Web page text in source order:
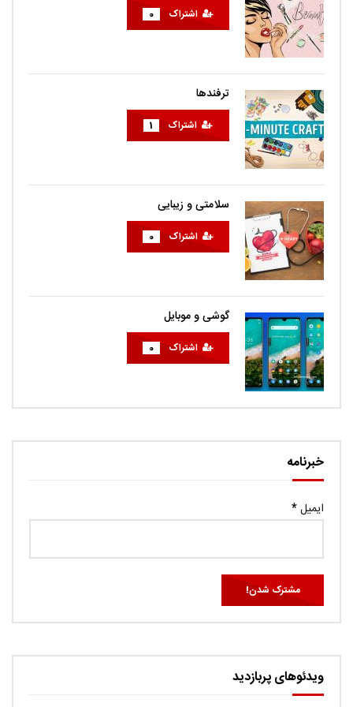
اشتراک 0
ترفندها
اشتراک 1
سلامتی و زیبایی
اشتراک 0
گوشی و موبایل
اشتراک 0
خبرنامه
ایمیل*
ویدئوهای پربازدید